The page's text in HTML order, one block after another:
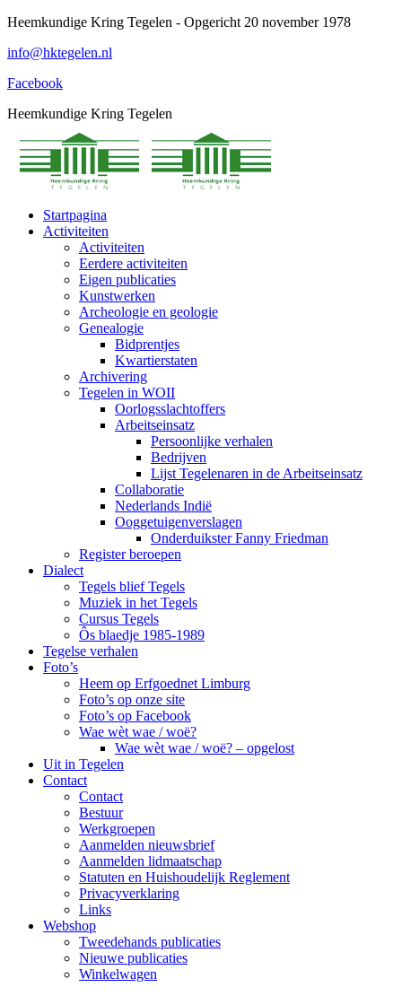
Spring
content
Heemkundige Kring Tegelen - Opgericht 20 november 1978
info@hktegelen.nl
Facebook
Heemkundige Kring Tegelen
Startpagina
Activiteiten
Activiteiten
Eerdere activiteiten
Eigen publicaties
Kunstwerken
Archeologie en geologie
Genealogie
Bidprentjes
Kwartierstaten
Archivering
Tegelen in WOII
Oorlogsslachtoffers
Arbeitseinsatz
Persoonlijke verhalen
Bedrijven
Lijst Tegelenaren in de Arbeitseinsatz
Collaboratie
Nederlands Indië
Ooggetuigenverslagen
Onderduikster Fanny Friedman
Register beroepen
Dialect
Tegels blief Tegels
Muziek in het Tegels
Cursus Tegels
Ôs blaedje 1985-1989
Tegelse verhalen
Foto’s
Heem op Erfgoednet Limburg
Foto’s op onze site
Foto’s op Facebook
Wae wèt wae / woë?
Wae wèt wae / woë? – opgelost
Uit in Tegelen
Contact
Contact
Bestuur
Werkgroepen
Aanmelden nieuwsbrief
Aanmelden lidmaatschap
Statuten en Huishoudelijk Reglement
Privacyverklaring
Links
Webshop
Tweedehands publicaties
Nieuwe publicaties
Winkelwagen